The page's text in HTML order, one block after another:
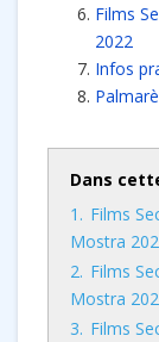
Films
2022
Infos
Dans
1. Films
Mostra
2. Films
Mostra
3. Films